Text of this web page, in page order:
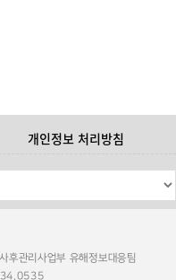
개인정보 처리방침
후관리사업부 유해정보대응팀